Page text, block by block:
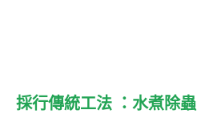
採行傳統工法 ：水煮除蟲